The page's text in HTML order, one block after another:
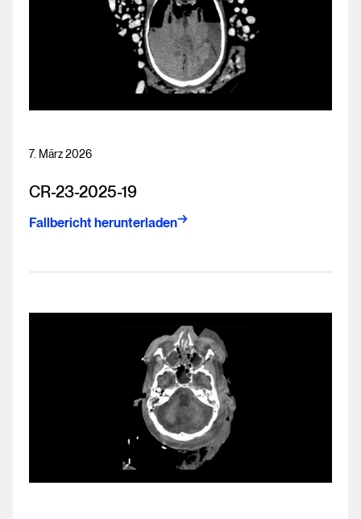
7. März 2026
CR-23-2025-19
Fallbericht herunterladen